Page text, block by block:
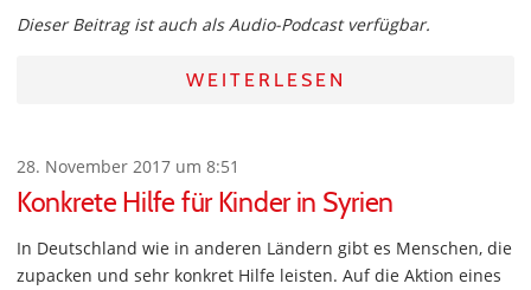
Dieser Beitrag ist auch als Audio-Podcast verfügbar.
WEITERLESEN
28. November 2017 um 8:51
Konkrete Hilfe für Kinder in Syrien
In Deutschland wie in anderen Ländern gibt es Menschen, die
zupacken und sehr konkret Hilfe leisten. Auf die Aktion eines